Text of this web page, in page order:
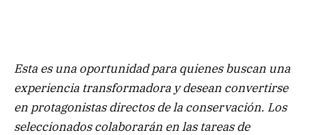
Esta es una oportunidad para quienes buscan una
experiencia transformadora y desean convertirse
en protagonistas directos de la conservación. Los
seleccionados colaborarán en las tareas de